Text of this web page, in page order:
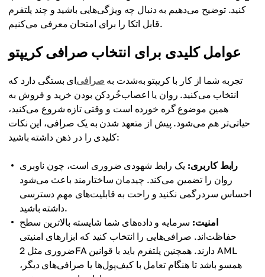
کنید. توضیح می‌دهیم به دنبال چه ویژگی‌هایی باشید و چند پلتفرم
قابل اتکا را برای امتحان معرفی می‌کنیم.
عوامل کلیدی برای انتخاب صرافی کریپتو
تجربه شما از کار با کریپتو به‌شدت به صرافی‌ای بستگی دارد که
انتخاب می‌کنید. روان یا اعصاب‌خُردکن بودن خرید و فروش به
همین موضوع گره خورده است و وقتی تازه شروع می‌کنید،
حیاتی‌تر هم می‌شود. پیش از متعهد شدن به یک صرافی، این نکات
کلیدی را در ذهن داشته باشید:
رابط کاربری: یک رابط شهودی ضروری است، چون ناوبری
روان را تضمین می‌کند. چیدمان ساختارمند باعث می‌شود
احساس سردرگمی نکنید و راحت به قابلیت‌های مهم دسترسی
داشته باشید.
امنیت: سرمایه و داده‌های شما شایسته بالاترین سطح
حفاظت‌اند. صرافی‌هایی را انتخاب کنید که ابزارهای امنیتی
ضروری مثل 2FA دارند. همچنین پلتفرم باید با قوانین AML
همسو باشد تا هنگام تعامل با کیف‌پول‌ها یا صرافی‌های دیگر،